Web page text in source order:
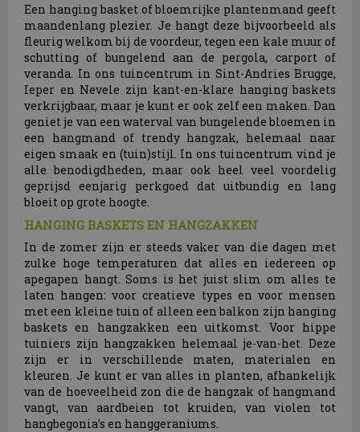
Een hanging basket of bloemrijke plantenmand geeft
maandenlang plezier. Je hangt deze bijvoorbeeld als
fleurig welkom bij de voordeur, tegen een kale muur of
schutting of bungelend aan de pergola, carport of
veranda. In ons tuincentrum in Sint-Andries Brugge,
Ieper en Nevele zijn kant-en-klare hanging baskets
verkrijgbaar, maar je kunt er ook zelf een maken. Dan
geniet je van een waterval van bungelende bloemen in
een hangmand of trendy hangzak, helemaal naar
eigen smaak en (tuin)stijl. In ons tuincentrum vind je
alle benodigdheden, maar ook heel veel voordelig
geprijsd eenjarig perkgoed dat uitbundig en lang
bloeit op grote hoogte.
HANGING BASKETS EN HANGZAKKEN
In de zomer zijn er steeds vaker van die dagen met
zulke hoge temperaturen dat alles en iedereen op
apegapen hangt. Soms is het juist slim om alles te
laten hangen: voor creatieve types en voor mensen
met een kleine tuin of alleen een balkon zijn hanging
baskets en hangzakken een uitkomst. Voor hippe
tuiniers zijn hangzakken helemaal je-van-het. Deze
zijn er in verschillende maten, materialen en
kleuren. Je kunt er van alles in planten, afhankelijk
van de hoeveelheid zon die de hangzak of hangmand
vangt, van aardbeien tot kruiden, van violen tot
hangbegonia’s en hanggeraniums.